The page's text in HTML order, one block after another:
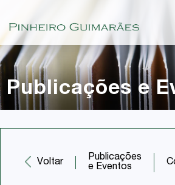
Publicações e
Voltar
Publicações
e Eventos